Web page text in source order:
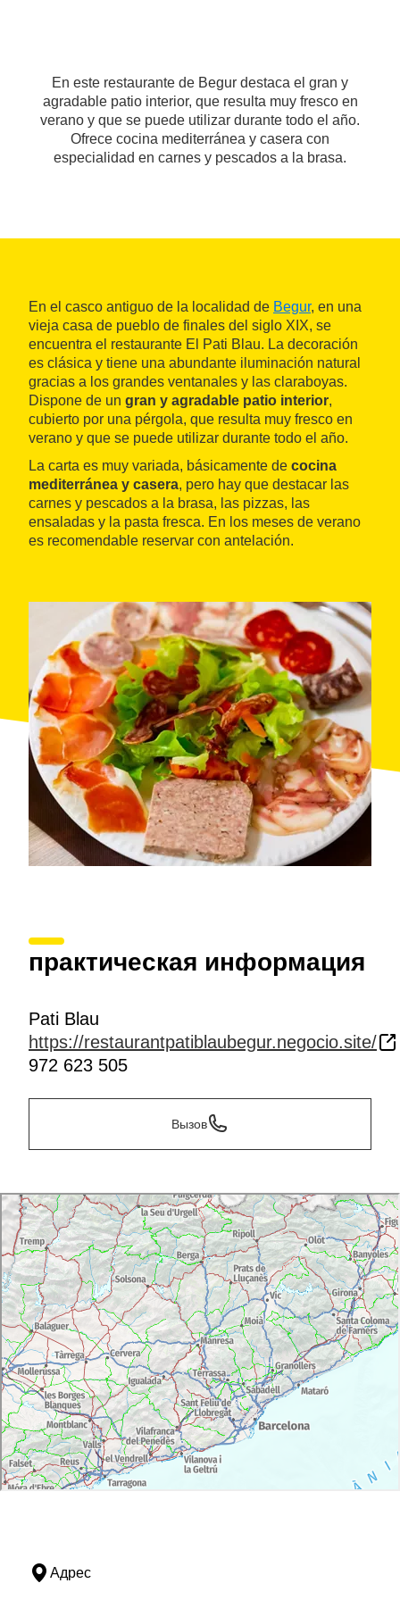
En este restaurante de Begur destaca el gran y
agradable patio interior, que resulta muy fresco en
verano y que se puede utilizar durante todo el año.
Ofrece cocina mediterránea y casera con
especialidad en carnes y pescados a la brasa.
En el casco antiguo de la localidad de Begur, en una
vieja casa de pueblo de finales del siglo XIX, se
encuentra el restaurante El Pati Blau. La decoración
es clásica y tiene una abundante iluminación natural
gracias a los grandes ventanales y las claraboyas.
Dispone de un gran y agradable patio interior,
cubierto por una pérgola, que resulta muy fresco en
verano y que se puede utilizar durante todo el año.
La carta es muy variada, básicamente de cocina
mediterránea y casera, pero hay que destacar las
carnes y pescados a la brasa, las pizzas, las
ensaladas y la pasta fresca. En los meses de verano
es recomendable reservar con antelación.
практическая информация
Pati Blau
https://restaurantpatiblaubegur.negocio.site/
972 623 505
Вызов
Адрес